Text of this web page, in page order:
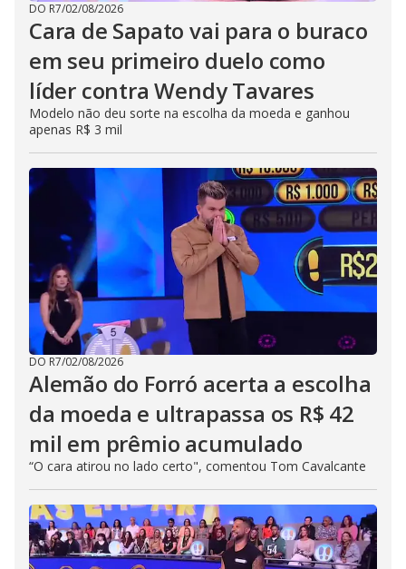
DO R7/02/08/2026
Cara de Sapato vai para o buraco
em seu primeiro duelo como
líder contra Wendy Tavares
Modelo não deu sorte na escolha da moeda e ganhou
apenas R$ 3 mil
DO R7/02/08/2026
Alemão do Forró acerta a escolha
da moeda e ultrapassa os R$ 42
mil em prêmio acumulado
“O cara atirou no lado certo", comentou Tom Cavalcante